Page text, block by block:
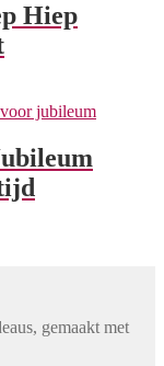
Hiep
gemaakt met